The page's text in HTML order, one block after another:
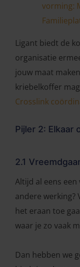
vorming:
Ligant biedt de
organisatie
jouw maat
kriebelkoffer
Crosslink
Pijler 2: Elkaar
2.1
Altijd al eens
andere werking?
het eraan toe
waar je zo vaak
Dan hebben we